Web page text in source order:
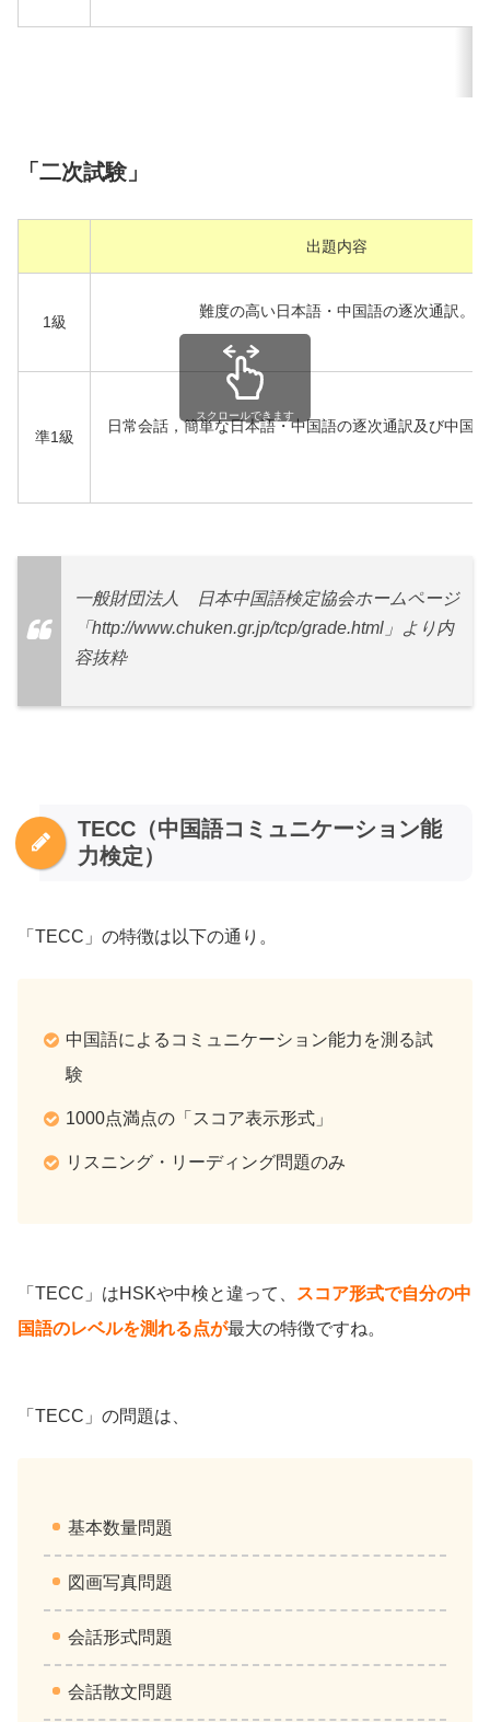
「二次試験」
出題内容
1級
難度の高い日本語・中国語の逐次通訳。
準1級
日常会話，簡単な日本語・中国語の逐次通訳及び中国
スクロールできます
一般財団法人 日本中国語検定協会ホームページ
「http://www.chuken.gr.jp/tcp/grade.html」より内
容抜粋
TECC（中国語コミュニケーション能
力検定）
「TECC」の特徴は以下の通り。
中国語によるコミュニケーション能力を測る試
験
1000点満点の「スコア表示形式」
リスニング・リーディング問題のみ
「TECC」はHSKや中検と違って、
スコア形式で自分の中
国語のレベルを測れる点が最大の特徴ですね。
「TECC」の問題は、
基本数量問題
図画写真問題
会話形式問題
会話散文問題